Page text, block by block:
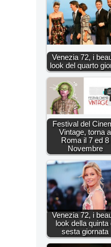
Venezia 72, i
look del quarto
Festival del
Vintage, torna a
Roma il 7 ed 8
Novembre
Venezia 72, i
look della quinta
sesta giornata